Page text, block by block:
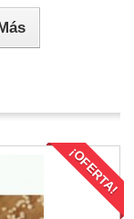
¡OFERTA!